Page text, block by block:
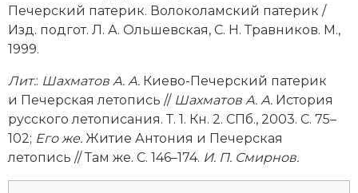
Печерский патерик. Волоколамский патерик /
Изд. подгот. Л. А. Ольшевская, С. Н. Травников. М.,
1999.
Лит.: Шахматов А. А. Киево-Печерский патерик
и Печерская летопись // Шахматов А. А. История
русского летописания. Т. 1. Кн. 2. СПб., 2003. С. 75–
102; Его же. Житие Антония и Печерская
летопись // Там же. С. 146–174. И. П. Смирнов.